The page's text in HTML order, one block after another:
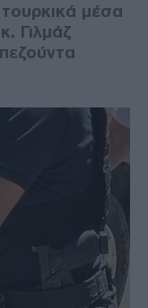
μέσα
Γιλμάζ